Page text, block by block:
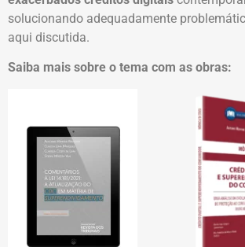
solucionando adequadamente
aqui discutida.
Saiba mais sobre o tema com as obras: